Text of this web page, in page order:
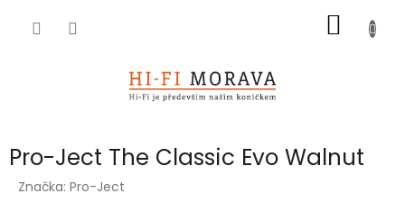
KOŠÍK
Pro-Ject The Classic Evo Walnut
Značka: Pro-Ject